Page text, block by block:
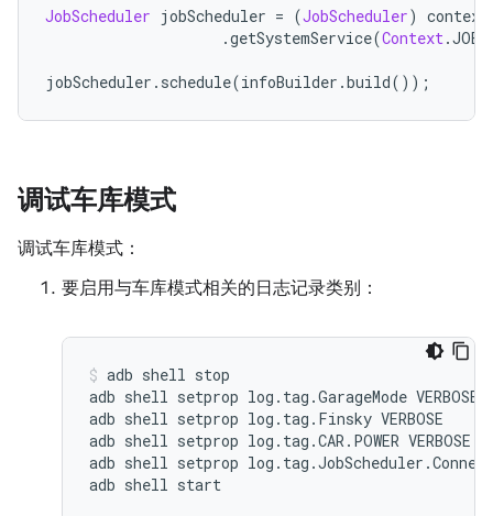
JobScheduler jobScheduler = (JobScheduler) context
.getSystemService(Context .
jobScheduler . schedule(infoBuilder .build());
调试车库模式
调试车库模式：
要启用与车库模式相关的日志记录类别：
adb shell stop
adb shell setprop log.tag.GarageMode VERBOSE
adb shell setprop log.tag.Finsky VERBOSE
adb shell setprop log.tag.CAR.POWER VERBOSE
adb shell setprop